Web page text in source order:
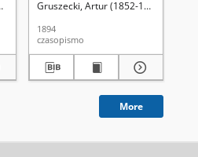
Red.Gruszecki, Artur (1852-1929). Red.
1894
czasopismo
More